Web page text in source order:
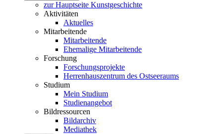
zur Hauptseite Kunstgeschichte
Aktivitäten
Aktuelles
Mitarbeitende
Mitarbeitende
Ehemalige Mitarbeitende
Forschung
Forschungsprojekte
Herrenhauszentrum des Ostseeraums
Studium
Mein Studium
Studienangebot
Bildressourcen
Bildarchiv
Mediathek